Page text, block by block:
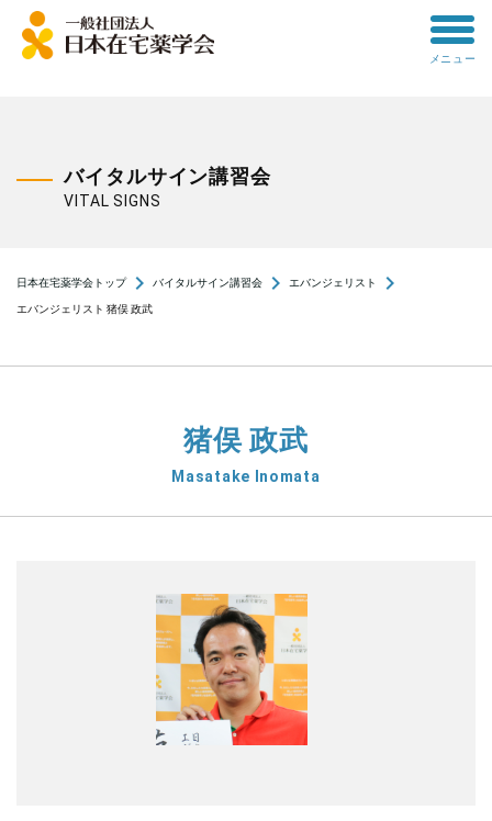
toggle
メニュー
バイタルサイン講習会
VITAL SIGNS
日本在宅薬学会トップnavigate_next バイタルサイン講習会 navigate_next エバンジェリスト navigate_next
エバンジェリスト 猪俣 政武
猪俣 政武
Masatake Inomata